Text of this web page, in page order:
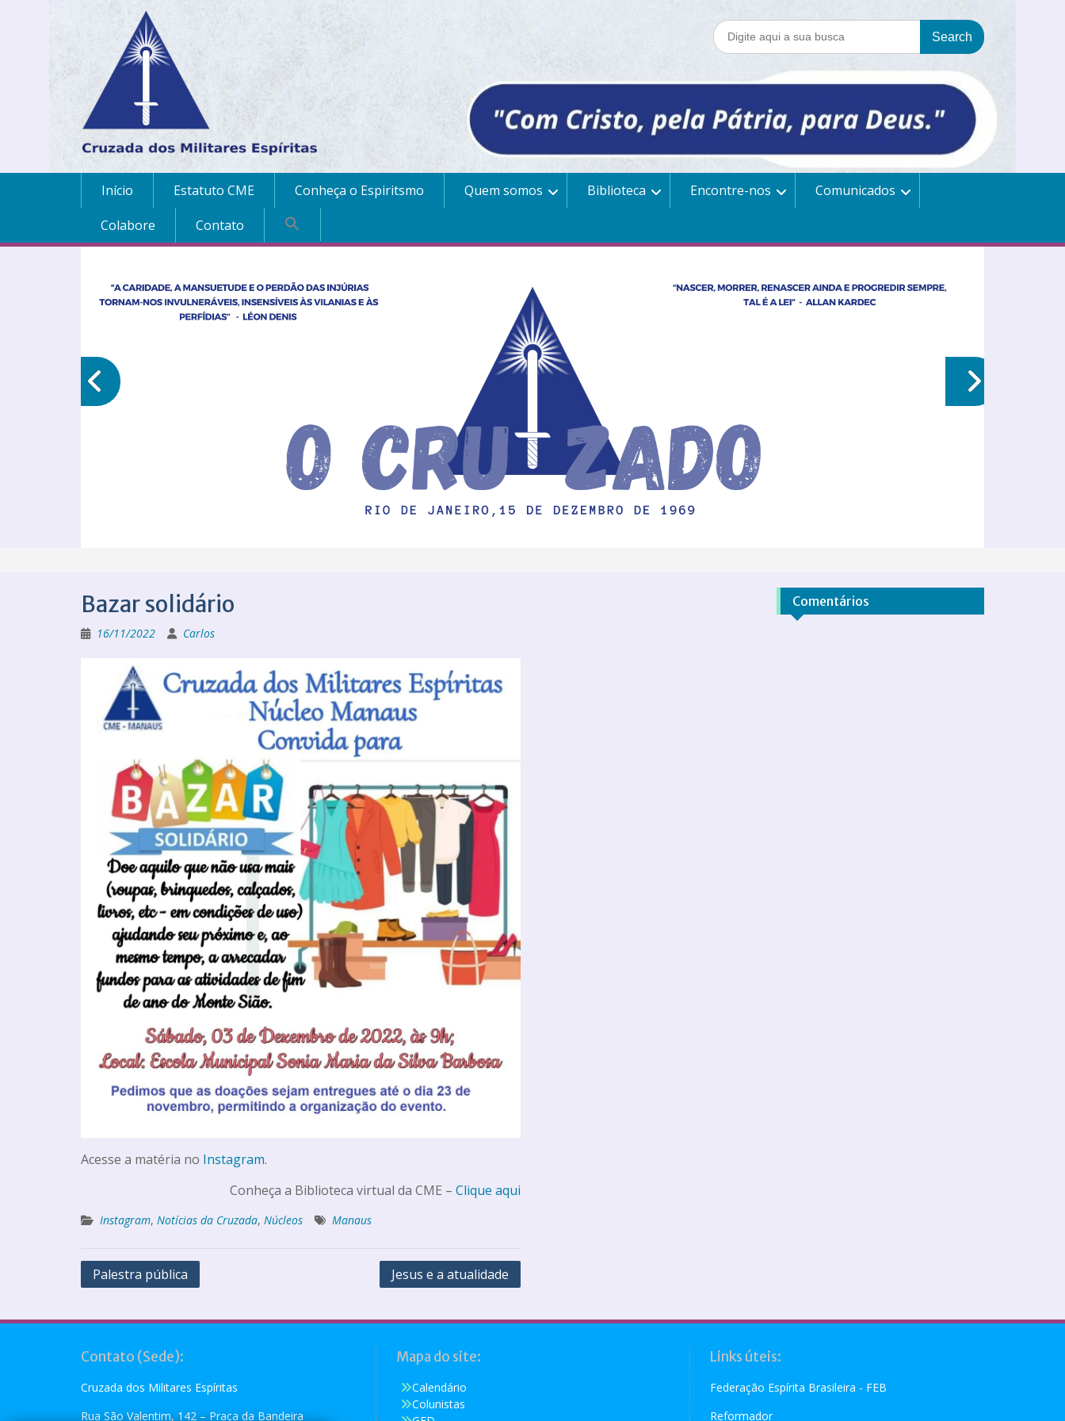
Início Estatuto CME Conheça o Espiritsmo Quem somos Biblioteca Encontre-nos
Comunicados
Colabore
Contato
Bazar solidário
16/11/2022 Carlos
Acesse a matéria no Instagram.
Conheça a Biblioteca virtual da CME – Clique aqui
Instagram, Notícias da Cruzada, Núcleos Manaus
Palestra pública Jesus e a atualidade
Comentários
Contato (Sede):
Cruzada dos Militares Espíritas
Rua São Valentim, 142 – Praça da Bandeira
Mapa do site:
Calendário
Colunistas
Links úteis:
Federação Espírita Brasileira - FEB
Reformador